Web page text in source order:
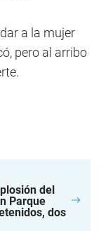
a la mujer
pero al arribo
del
Parque
dos